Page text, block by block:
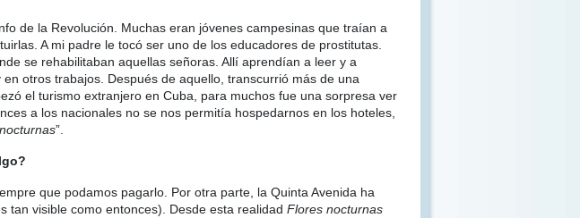
de la Revolución. Muchas eran jóvenes campesinas que traían a
A mi padre le tocó ser uno de los educadores de prostitutas.
se rehabilitaban aquellas señoras. Allí aprendían a leer y a
otros trabajos. Después de aquello, transcurrió más de una
el turismo extranjero en Cuba, para muchos fue una sorpresa ver
a los nacionales no se nos permitía hospedarnos en los hoteles,
”.
que podamos pagarlo. Por otra parte, la Quinta Avenida ha
tan visible como entonces). Desde esta realidad Flores nocturnas